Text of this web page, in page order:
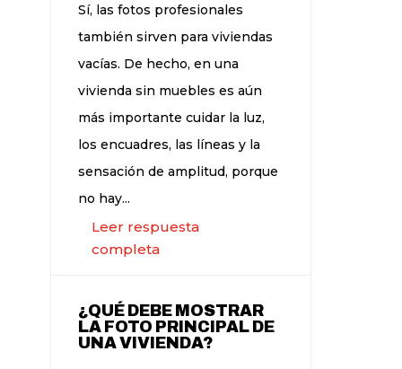
Sí, las fotos profesionales
también sirven para viviendas
vacías. De hecho, en una
vivienda sin muebles es aún
más importante cuidar la luz,
los encuadres, las líneas y la
sensación de amplitud, porque
no hay...
Leer respuesta
completa
¿QUÉ DEBE MOSTRAR
LA FOTO PRINCIPAL DE
UNA VIVIENDA?